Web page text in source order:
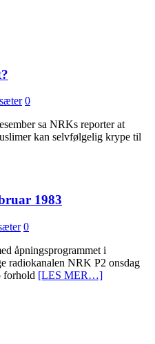
0
sa NRKs reporter at
kan selvfølgelig krype til
1983
0
åpningsprogrammet i
radiokanalen NRK P2 onsdag
forhold [LES MER…]